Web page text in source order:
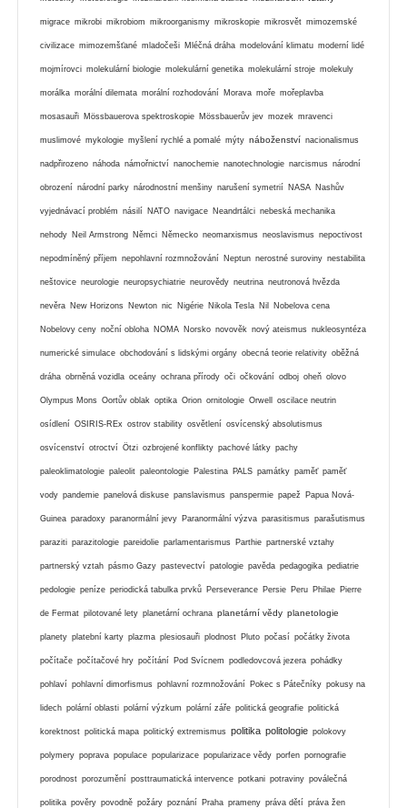
migrace mikrobi mikrobiom mikroorganismy mikroskopie mikrosvět mimozemské
civilizace mimozemšťané mladočeši Mléčná dráha modelování klimatu moderní lidé
mojmírovci molekulární biologie molekulární genetika molekulární stroje molekuly
morálka morální dilemata morální rozhodování Morava moře mořeplavba
mosasauři Mössbauerova spektroskopie Mössbauerův jev mozek mravenci
muslimové mykologie myšlení rychlé a pomalé mýty náboženství nacionalismus
nadpřirozeno náhoda námořnictví nanochemie nanotechnologie narcismus národní
obrození národní parky národnostní menšiny narušení symetrií NASA Nashův
vyjednávací problém násilí NATO navigace Neandrtálci nebeská mechanika
nehody Neil Armstrong Němci Německo neomarxismus neoslavismus nepoctivost
nepodmíněný příjem nepohlavní rozmnožování Neptun nerostné suroviny nestabilita
neštovice neurologie neuropsychiatrie neurovědy neutrina neutronová hvězda
nevěra New Horizons Newton nic Nigérie Nikola Tesla Nil Nobelova cena
Nobelovy ceny noční obloha NOMA Norsko novověk nový ateismus nukleosyntéza
numerické simulace obchodování s lidskými orgány obecná teorie relativity oběžná
dráha obrněná vozidla oceány ochrana přírody oči očkování odboj oheň olovo
Olympus Mons Oortův oblak optika Orion ornitologie Orwell oscilace neutrin
osídlení OSIRIS-REx ostrov stability osvětlení osvícenský absolutismus
osvícenství otroctví Ötzi ozbrojené konflikty pachové látky pachy
paleoklimatologie paleolit paleontologie Palestina PALS památky paměť paměť
vody pandemie panelová diskuse panslavismus panspermie papež Papua Nová-
Guinea paradoxy paranormální jevy Paranormální výzva parasitismus parašutismus
paraziti parazitologie pareidolie parlamentarismus Parthie partnerské vztahy
partnerský vztah pásmo Gazy pastevectví patologie pavěda pedagogika pediatrie
pedologie peníze periodická tabulka prvků Perseverance Persie Peru Philae Pierre
de Fermat pilotované lety planetární ochrana planetární vědy planetologie
planety platební karty plazma plesiosauři plodnost Pluto počasí počátky života
počítače počítačové hry počítání Pod Svícnem podledovcová jezera pohádky
pohlaví pohlavní dimorfismus pohlavní rozmnožování Pokec s Pátečníky pokusy na
lidech polární oblasti polární výzkum polární záře politická geografie politická
korektnost politická mapa politický extremismus politika politologie polokovy
polymery poprava populace popularizace popularizace vědy porfen pornografie
porodnost porozumění posttraumatická intervence potkani potraviny poválečná
politika pověry povodně požáry poznání Praha prameny práva dětí práva žen